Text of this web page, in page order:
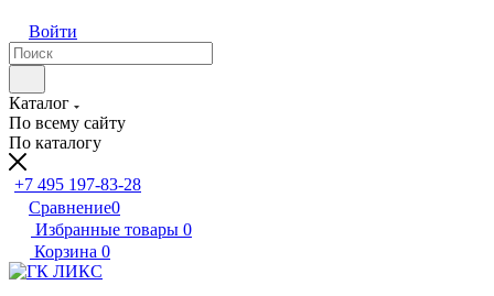
Войти
Каталог
По всему сайту
По каталогу
+7 495 197-83-28
Сравнение0
Избранные товары 0
Корзина 0